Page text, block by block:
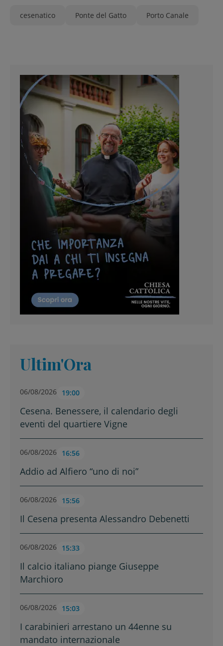
cesenatico Ponte del Gatto Porto Canale
Ultim'Ora
06/08/2026 19:00
Cesena. Benessere, il calendario degli
eventi del quartiere Vigne
06/08/2026 16:56
Addio ad Alfiero “uno di noi”
06/08/2026 15:56
Il Cesena presenta Alessandro Debenetti
06/08/2026 15:33
Il calcio italiano piange Giuseppe
Marchioro
06/08/2026 15:03
I carabinieri arrestano un 44enne su
mandato internazionale